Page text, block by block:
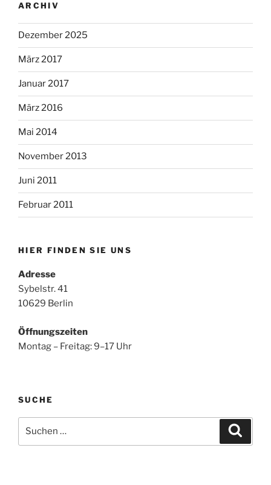
ARCHIV
Dezember 2025
März 2017
Januar 2017
März 2016
Mai 2014
November 2013
Juni 2011
Februar 2011
HIER FINDEN SIE UNS
Adresse
Sybelstr. 41
10629 Berlin
Öffnungszeiten
Montag – Freitag: 9–17 Uhr
SUCHE
nach: